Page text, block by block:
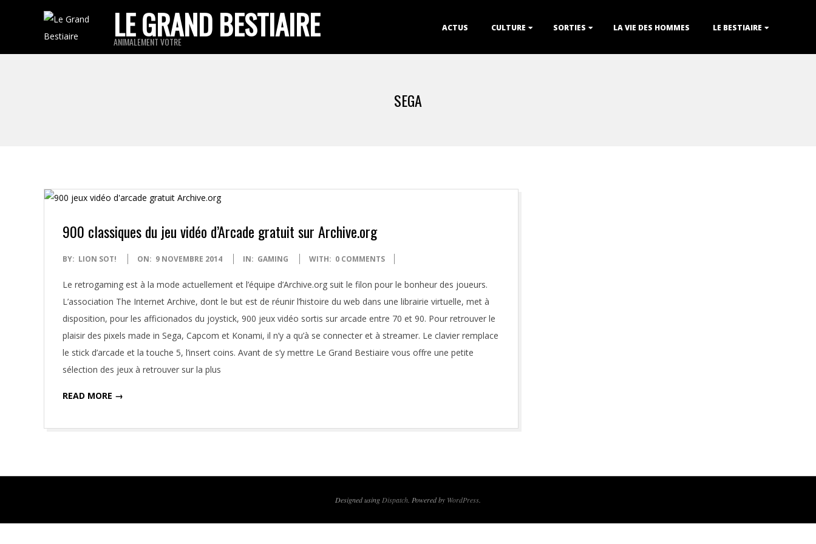
LE GRAND BESTIAIRE
ANIMALEMENT VOTRE
Menu
ACTUS CULTURE SORTIES LA VIE DES HOMMES LE BESTIAIRE
SEGA
900 classiques du jeu vidéo d’Arcade gratuit sur Archive.org
2014-
09
BY: LION SOT! ON: 9 NOVEMBRE 2014 IN: GAMING WITH: 0 COMMENTS
Le retrogaming est à la mode actuellement et l’équipe d’Archive.org suit le filon pour le bonheur des joueurs.
L’association The Internet Archive, dont le but est de réunir l’histoire du web dans une librairie virtuelle, met à
disposition, pour les afficionados du joystick, 900 jeux vidéo sortis sur arcade entre 70 et 90. Pour retrouver le
plaisir des pixels made in Sega, Capcom et Konami, il n’y a qu’à se connecter et à streamer. Le clavier remplace
le stick d’arcade et la touche 5, l’insert coins. Avant de s’y mettre Le Grand Bestiaire vous offre une petite
sélection des jeux à retrouver sur la plus
READ MORE →
Designed using Dispatch . Powered by WordPress